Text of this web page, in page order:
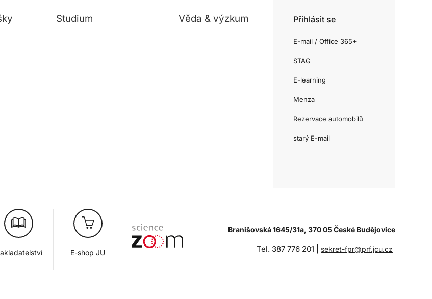
Studium Věda & výzkum Přihlásit se
E-mail / Office 365+
STAG
E-learning
Menza
Rezervace automobilů
starý E-mail
E-shop JU
Branišovská 1645/31a, 370 05 České Budějovice
Tel. 387 776 201 | sekret-fpr@prf.jcu.cz